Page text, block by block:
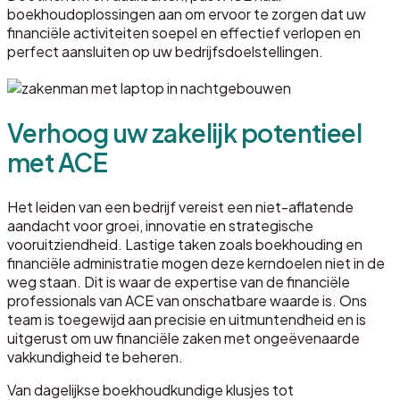
boekhoudoplossingen aan om ervoor te zorgen dat uw
financiële activiteiten soepel en effectief verlopen en
perfect aansluiten op uw bedrijfsdoelstellingen.
Verhoog uw zakelijk potentieel
met ACE
Het leiden van een bedrijf vereist een niet-aflatende
aandacht voor groei, innovatie en strategische
vooruitziendheid. Lastige taken zoals boekhouding en
financiële administratie mogen deze kerndoelen niet in de
weg staan. Dit is waar de expertise van de financiële
professionals van ACE van onschatbare waarde is. Ons
team is toegewijd aan precisie en uitmuntendheid en is
uitgerust om uw financiële zaken met ongeëvenaarde
vakkundigheid te beheren.
Van dagelijkse boekhoudkundige klusjes tot